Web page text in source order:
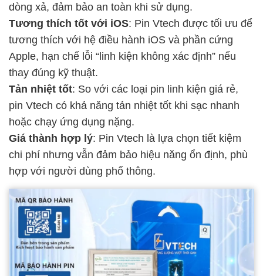
dòng xả, đảm bảo an toàn khi sử dụng.
Tương thích tốt với iOS: Pin Vtech được tối ưu để
tương thích với hệ điều hành iOS và phần cứng
Apple, hạn chế lỗi “linh kiện không xác định” nếu
thay đúng kỹ thuật.
Tản nhiệt tốt: So với các loại pin linh kiện giá rẻ,
pin Vtech có khả năng tản nhiệt tốt khi sạc nhanh
hoặc chạy ứng dụng nặng.
Giá thành hợp lý: Pin Vtech là lựa chọn tiết kiệm
chi phí nhưng vẫn đảm bảo hiệu năng ổn định, phù
hợp với người dùng phổ thông.